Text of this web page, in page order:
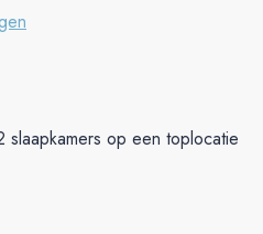
slaapkamers op een toplocatie